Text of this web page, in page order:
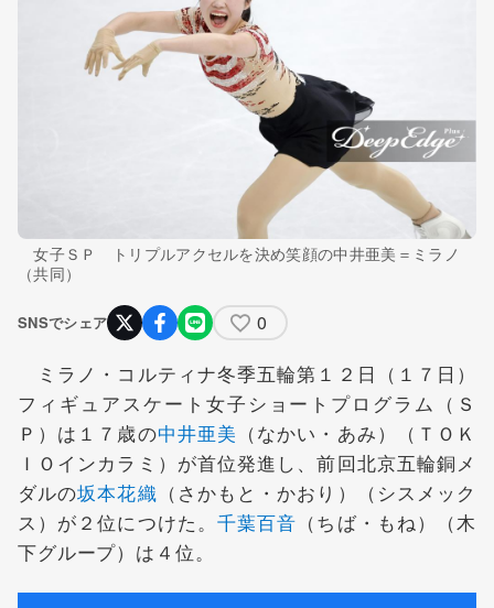
女子ＳＰ トリプルアクセルを決め笑顔の中井亜美＝ミラノ
（共同）
SNSでシェア 0
ミラノ・コルティナ冬季五輪第１２日（１７日）
フィギュアスケート女子ショートプログラム（Ｓ
Ｐ）は１７歳の中井亜美 （なかい・あみ）（ＴＯＫ
ＩＯインカラミ）が首位発進し、前回北京五輪銅メ
ダルの坂本花織 （さかもと・かおり）（シスメック
ス）が２位につけた。 千葉百音 （ちば・もね）（木
下グループ）は４位。